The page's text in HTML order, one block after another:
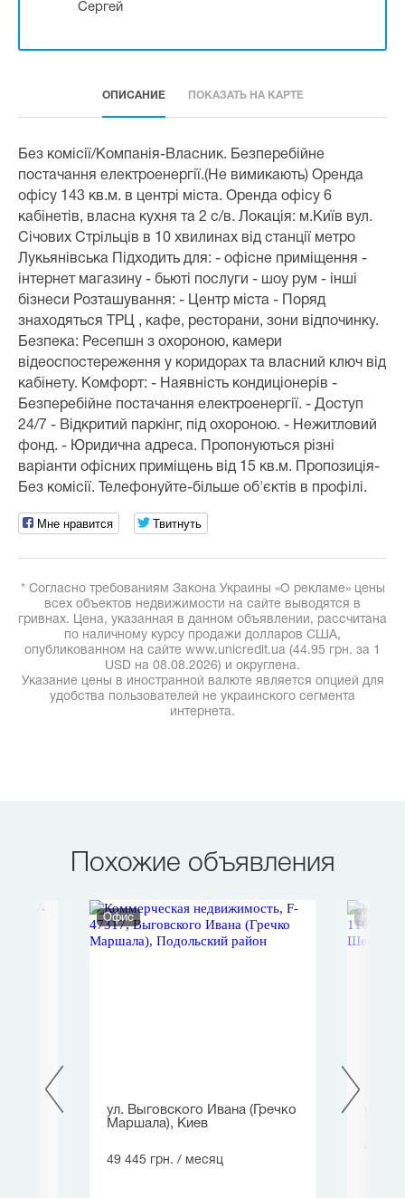
Сергей
ОПИСАНИЕ ПОКАЗАТЬ НА КАРТЕ
Без комісії/Компанія-Власник. Безперебійне
постачання електроенергії.(Не вимикають) Оренда
офісу 143 кв.м. в центрі міста. Оренда офісу 6
кабінетів, власна кухня та 2 с/в. Локація: м.Київ вул.
Січових Стрільців в 10 хвилинах від станції метро
Лукьянівська Підходить для: - офісне приміщення -
інтернет магазину - бьюті послуги - шоу рум - інші
бізнеси Розташування: - Центр міста - Поряд
знаходяться ТРЦ , кафе, ресторани, зони відпочинку.
Безпека: Ресепшн з охороною, камери
відеоспостереження у коридорах та власний ключ від
кабінету. Комфорт: - Наявність кондиціонерів -
Безперебійне постачання електроенергії. - Доступ
24/7 - Відкритий паркінг, під охороною. - Нежитловий
фонд. - Юридична адреса. Пропонуються різні
варіанти офісних приміщень від 15 кв.м. Пропозиція-
Без комісії. Телефонуйте-більше об'єктів в профілі.
Мне нравится Твитнуть
* Согласно требованиям Закона Украины «О рекламе» цены
всех объектов недвижимости на сайте выводятся в
гривнах. Цена, указанная в данном объявлении, рассчитана
по наличному курсу продажи долларов США,
опубликованном на сайте www.unicredit.ua (44.95 грн. за 1
USD на 08.08.2026) и округлена.
Указание цены в иностранной валюте является опцией для
удобства пользователей не украинского сегмента
интернета.
Похожие объявления
Офис
ул. Выговского Ивана (Гречко
Маршала), Киев
49 445 грн. / месяц